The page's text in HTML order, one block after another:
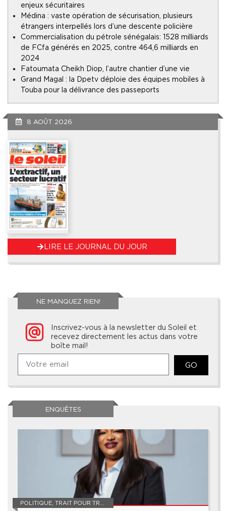
enjeux sécuritaires
Médina : vaste opération de sécurisation, plusieurs
étrangers interpellés lors d’une descente policière
Commercialisation du pétrole sénégalais : 1528 milliards
de FCfa générés en 2025, contre 464,6 milliards en
2024
Fatoumata Cheikh Diop, l’autre chantier d’une vie
Grand Magal : la Dpetv déploie des équipes mobiles à
Touba pour la délivrance des passeports
8 AOÛT 2026
LIRE LE JOURNAL DU JOUR
NE MANQUEZ RIEN!
Inscrivez-vous à la newsletter du Soleil et
recevez directement les actus dans votre
boîte mail!
GO
ENQUÊTES
POLITIQUE, TRAIT POUR TRAIT